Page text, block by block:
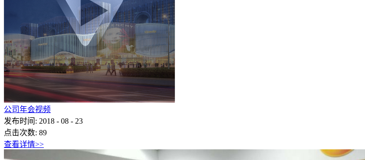
公司年会视频
发布时间: 2018 - 08 - 23
点击次数: 89
查看详情>>